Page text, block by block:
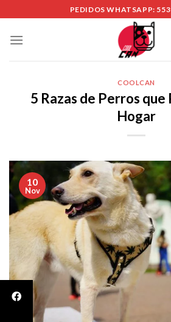
to
content
PEDIDOS WHATSAPP:
COOLCAN
5 Razas de Perros
Hogar
10
Nov